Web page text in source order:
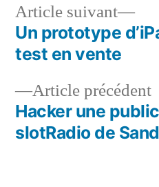
Navigation
l’article
Article précédent
Hacker une
slotRadio de
Article suivant
Un prototype
test en vente